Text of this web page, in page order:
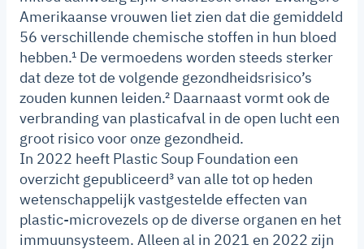
Amerikaanse vrouwen liet zien dat die gemiddeld
56 verschillende chemische stoffen in hun bloed
hebben.¹ De vermoedens worden steeds sterker
dat deze tot de volgende gezondheidsrisico’s
zouden kunnen leiden.² Daarnaast vormt ook de
verbranding van plasticafval in de open lucht een
groot risico voor onze gezondheid.
In 2022 heeft Plastic Soup Foundation een
overzicht gepubliceerd³ van alle tot op heden
wetenschappelijk vastgestelde effecten van
plastic-microvezels op de diverse organen en het
immuunsysteem. Alleen al in 2021 en 2022 zijn